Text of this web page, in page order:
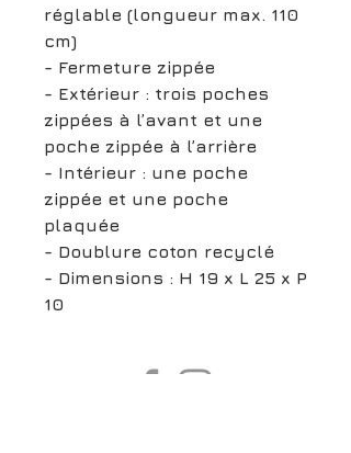
réglable (longueur max. 110
cm)
- Fermeture zippée
- Extérieur : trois poches
zippées à l’avant et une
poche zippée à l’arrière
- Intérieur : une poche
zippée et une poche
plaquée
- Doublure coton recyclé
- Dimensions : H 19 x L 25 x P
10